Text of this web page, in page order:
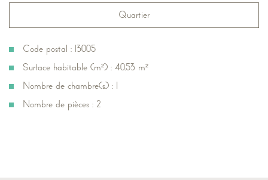
Quartier
Code postal : 13005
Surface habitable (m²) : 40,53 m²
Nombre de chambre(s) : 1
Nombre de pièces : 2